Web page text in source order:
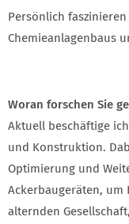
Persönlich
Chemieanlagenbaus
Woran forschen Sie
Aktuell beschäftige
und Konstruktion.
Optimierung und
Ackerbaugeräten, um
alternden